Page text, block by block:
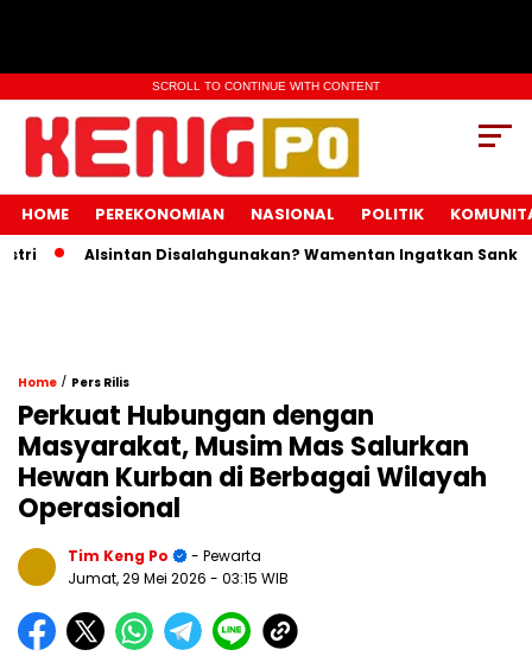
SCROLL TO CONTINUE WITH CONTENT
HOME PEREKONOMIAN NASIONAL POLITIK
Alsintan Disalahgunakan? Wamentan Ingatkan Sanksi
Home / Pers Rilis
Perkuat Hubungan dengan
Masyarakat, Musim Mas Salurkan
Hewan Kurban di Berbagai Wilayah
Operasional
Tim Keng Po
- Pewarta
Jumat, 29 Mei 2026 - 03:15 WIB